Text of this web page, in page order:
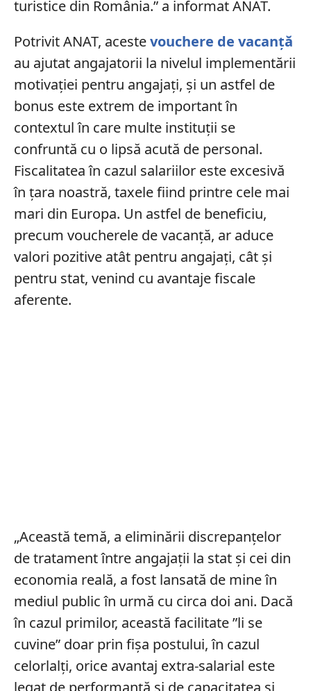
turistice din România.” a informat ANAT.
Potrivit ANAT, acestevouchere de vacanță
au ajutat angajatorii la nivelul implementării
motivației pentru angajați, și un astfel de
bonus este extrem de important în
contextul în care multe instituții se
confruntă cu o lipsă acută de personal.
Fiscalitatea în cazul salariilor este excesivă
în țara noastră, taxele fiind printre cele mai
mari din Europa. Un astfel de beneficiu,
precum voucherele de vacanță, ar aduce
valori pozitive atât pentru angajați, cât și
pentru stat, venind cu avantaje fiscale
aferente.
„Această temă, a eliminării discrepanțelor
de tratament între angajații la stat și cei din
economia reală, a fost lansată de mine în
mediul public în urmă cu circa doi ani. Dacă
în cazul primilor, această facilitate ”li se
cuvine” doar prin fișa postului, în cazul
celorlalți, orice avantaj extra-salarial este
legat de performanță și de capacitatea și